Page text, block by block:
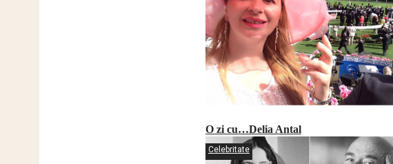
O zi cu…Delia Antal
Celebritate